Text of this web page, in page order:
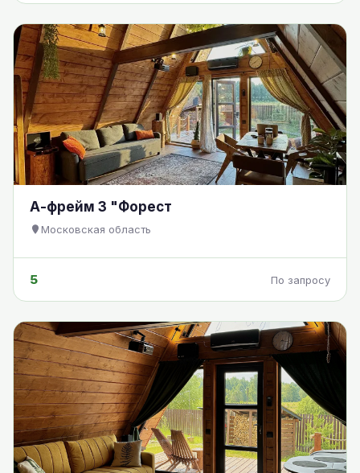
А-фрейм 3 "Форест
Московская область
5 По запросу